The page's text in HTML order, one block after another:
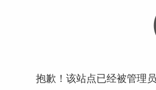
抱歉！该站点已经被管理